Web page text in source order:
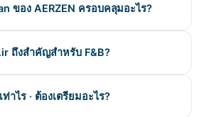
ของ AERZEN ครอบคลุมอะไร?
ถึงสำคัญสำหรับ F&B?
าไร · ต้องเตรียมอะไร?